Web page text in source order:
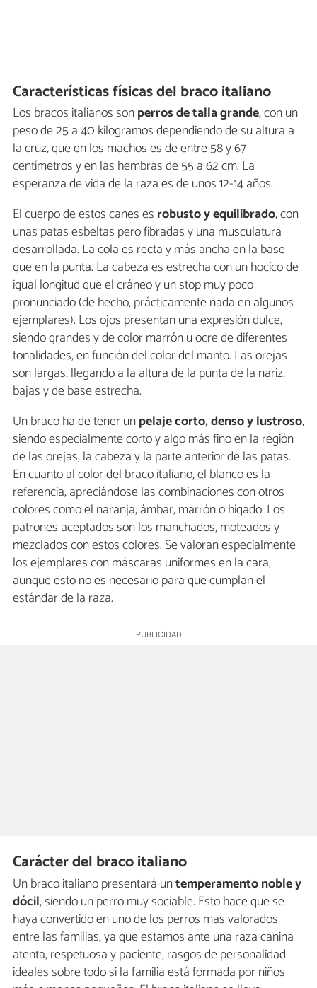
Características físicas del braco italiano
Los bracos italianos sonperros de talla grande, con un
peso de 25 a 40 kilogramos dependiendo de su altura a
la cruz, que en los machos es de entre 58 y 67
centímetros y en las hembras de 55 a 62 cm. La
esperanza de vida de la raza es de unos 12-14 años.
El cuerpo de estos canes es robusto y equilibrado, con
unas patas esbeltas pero fibradas y una musculatura
desarrollada. La cola es recta y más ancha en la base
que en la punta. La cabeza es estrecha con un hocico de
igual longitud que el cráneo y un stop muy poco
pronunciado (de hecho, prácticamente nada en algunos
ejemplares). Los ojos presentan una expresión dulce,
siendo grandes y de color marrón u ocre de diferentes
tonalidades, en función del color del manto. Las orejas
son largas, llegando a la altura de la punta de la nariz,
bajas y de base estrecha.
Un braco ha de tener unpelaje corto, denso y lustroso,
siendo especialmente corto y algo más fino en la región
de las orejas, la cabeza y la parte anterior de las patas.
En cuanto al color del braco italiano, el blanco es la
referencia, apreciándose las combinaciones con otros
colores como el naranja, ámbar, marrón o hígado. Los
patrones aceptados son los manchados, moteados y
mezclados con estos colores. Se valoran especialmente
los ejemplares con máscaras uniformes en la cara,
aunque esto no es necesario para que cumplan el
estándar de la raza.
Carácter del braco italiano
Un braco italiano presentará untemperamento noble y
dócil, siendo un perro muy sociable. Esto hace que se
haya convertido en uno de los perros mas valorados
entre las familias, ya que estamos ante una raza canina
atenta, respetuosa y paciente, rasgos de personalidad
ideales sobre todo si la familia está formada por niños